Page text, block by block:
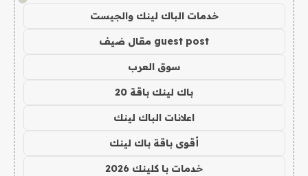
خدمات الباك لينك والجيست
guest post مقال ضيف
سوق العرب
باك لينك باقة 20
اعلانات الباك لينك
أقوى باقة باك لينك
خدمات با كلينك 2026